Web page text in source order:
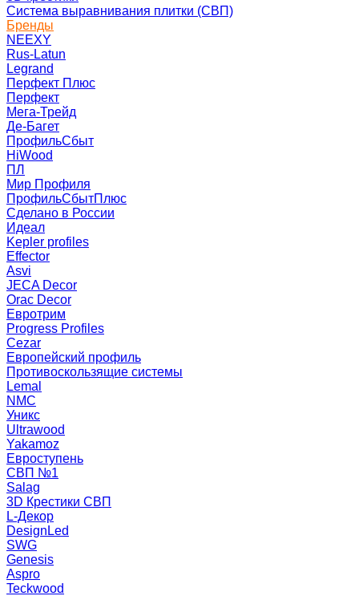
Система выравнивания плитки (СВП)
Бренды
NEEXY
Rus-Latun
Legrand
Перфект Плюс
Перфект
Мега-Трейд
Де-Багет
ПрофильСбыт
HiWood
ПЛ
Мир Профиля
ПрофильСбытПлюс
Сделано в России
Идеал
Kepler profiles
Effector
Asvi
JECA Decor
Orac Decor
Евротрим
Progress Profiles
Cezar
Европейский профиль
Противоскользящие системы
Lemal
NMC
Уникс
Ultrawood
Yakamoz
Евроступень
СВП №1
Salag
3D Крестики СВП
L-Декор
DesignLed
SWG
Genesis
Aspro
Teckwood